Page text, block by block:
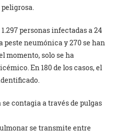
personas infectadas a 24
peste neumónica y 270 se han
momento, solo se ha
En 180 de los casos, el
contagia a través de pulgas
se transmite entre